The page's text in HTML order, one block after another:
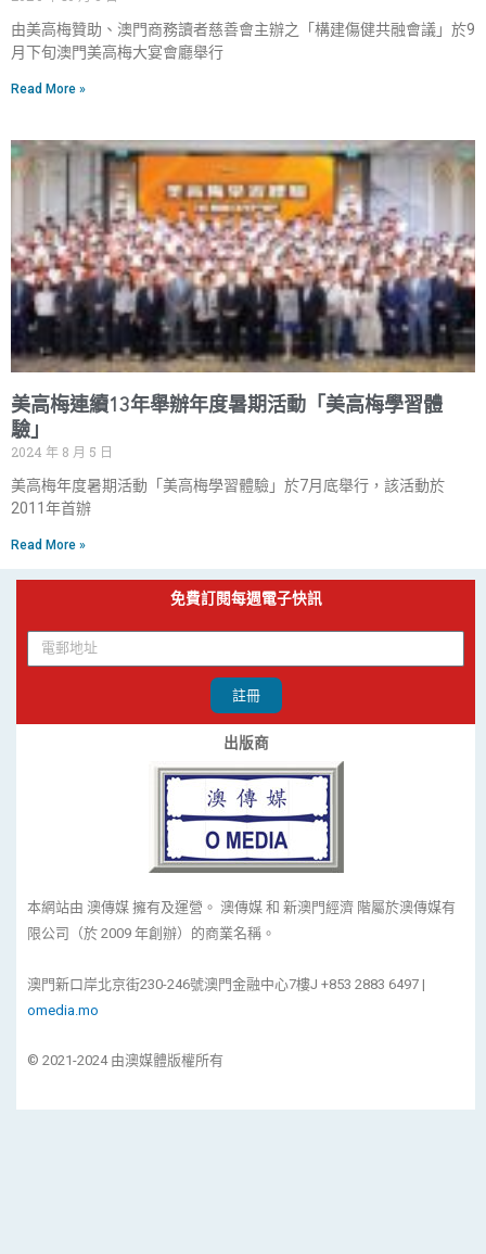
由美高梅贊助、澳門商務讀者慈善會主辦之「構建傷健共融會議」於9
月下旬澳門美高梅大宴會廳舉行
Read More »
美高梅連續13年舉辦年度暑期活動「美高梅學習體
驗」
2024 年 8 月 5 日
美高梅年度暑期活動「美高梅學習體驗」於7月底舉行，該活動於
2011年首辦
Read More »
免費訂閱每週電子快訊
註冊
出版商
本網站由 澳傳媒 擁有及運營。 澳傳媒 和 新澳門經濟 階屬於澳傳媒有
限公司（於 2009 年創辦）的商業名稱。
澳門新口岸北京街230-246號澳門金融中心7樓J +853 2883 6497 |
omedia.mo
© 2021-2024 由澳媒體版權所有